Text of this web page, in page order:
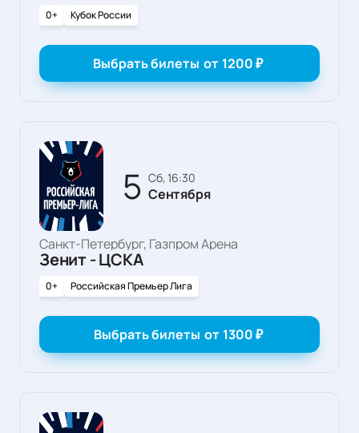
0+ Кубок России
Выбрать билеты от 1200₽
5 сб, 16:30
Сентября
Санкт-Петербург, Газпром Арена
Зенит - ЦСКА
0+ Российская Премьер Лига
Выбрать билеты от 1300₽